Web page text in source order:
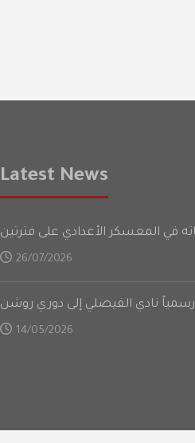
Latest News
26/07/2026
رسمياً نادي الفيصلي إلى دوري روشن
14/05/2026